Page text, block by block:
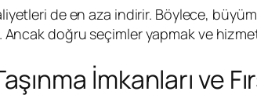
de en aza indirir. Böylece,
doğru seçimler yapmak ve
İmkanları ve